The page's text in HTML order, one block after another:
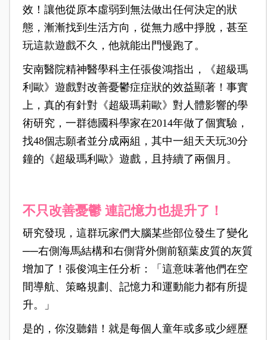
效！讓他從原本虛弱到無法做出任何決定的狀
態，漸漸找到生活方向，從無力感中掙脫，甚至
玩這款遊戲不久，他就能出門慢跑了。
安南醫院精神醫學科主任張俊鴻指出，《超級瑪
利歐》遊戲對改善憂鬱症症狀的效益顯著！事實
上，真的有針對《超級瑪莉歐》對人體影響的學
術研究，一群德國科學家在2014年做了個實驗，
找48個志願者並分成兩組，其中一組天天玩30分
鐘的《超級瑪利歐》遊戲，且持續了兩個月。
不只改善憂鬱 連記憶力也提升了！
研究發現，這群玩家們大腦某些部位發生了變化
──右側海馬結構和右側背外側前額葉皮質的灰質
增加了！張俊鴻主任分析：「這意味著他們在空
間導航、策略規劃、記憶力和運動能力都有所提
升。」
是的，你沒聽錯！就是每個人童年或多或少經歷